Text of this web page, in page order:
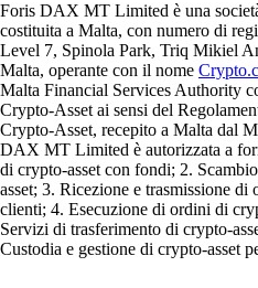
Foris DAX MT Limited è una
costituita a Malta, con numero di
Level 7, Spinola Park, Triq Mikiel
Malta, operante con il nome
Malta Financial Services Authority
Crypto-Asset ai sensi del
Crypto-Asset, recepito a Malta dal
DAX MT Limited è autorizzata a
di crypto-asset con fondi; 2.
asset; 3. Ricezione e trasmissione
clienti; 4. Esecuzione di ordini di
Servizi di trasferimento di crypto-
Custodia e gestione di crypto-asset